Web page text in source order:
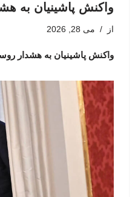
واکنش پاشینیان به
از می 28, 2026
واکنش پاشینیان به هشدار